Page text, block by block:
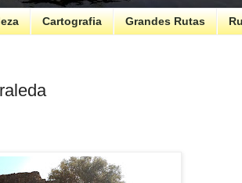
Cartografia Grandes Rutas